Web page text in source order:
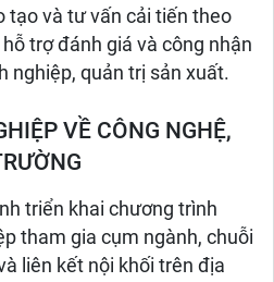
tạo và tư vấn cải tiến theo
trợ đánh giá và công nhận
nghiệp, quản trị sản xuất.
VỀ CÔNG NGHỆ,
triển khai chương trình
tham gia cụm ngành, chuỗi
liên kết nội khối trên địa